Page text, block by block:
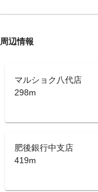
周辺情報
マルショク八代店
298m
肥後銀行中支店
419m